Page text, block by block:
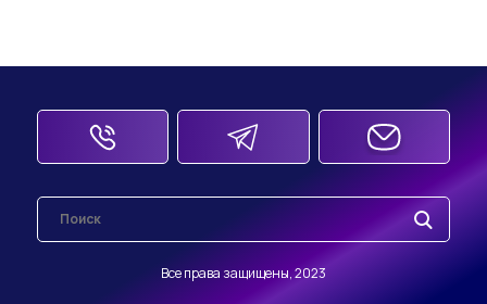
Все права защищены, 2023